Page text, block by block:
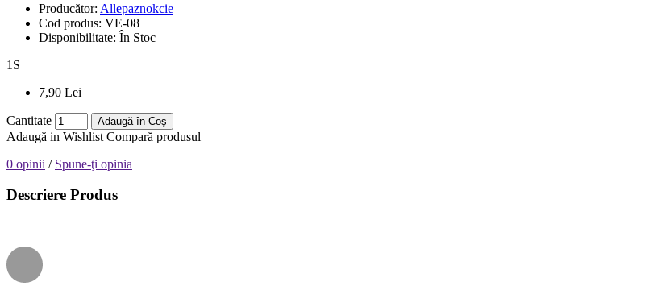
Producător: Allepaznokcie
Cod produs: VE-08
Disponibilitate: În Stoc
1 S
7,90 Lei
Cantitate Adaugă în Coş
Adaugă in Wishlist Compară produsul
0 opinii / Spune-ţi opinia
Descriere Produs